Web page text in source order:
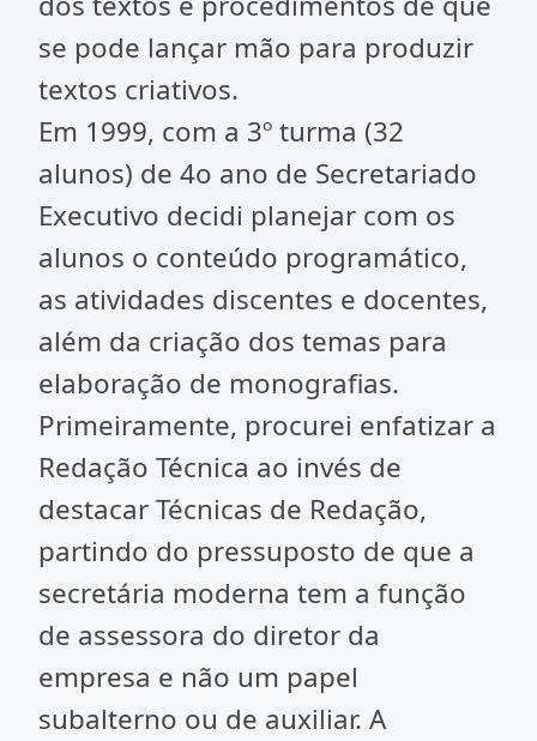
se pode lançar mão para produzir
textos criativos.
Em 1999, com a 3º turma (32
alunos) de 4o ano de Secretariado
Executivo decidi planejar com os
alunos o conteúdo programático,
as atividades discentes e docentes,
além da criação dos temas para
elaboração de monografias.
Primeiramente, procurei enfatizar a
Redação Técnica ao invés de
destacar Técnicas de Redação,
partindo do pressuposto de que a
secretária moderna tem a função
de assessora do diretor da
empresa e não um papel
subalterno ou de auxiliar. A